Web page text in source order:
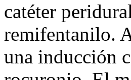
catéter
remifentanilo.
una inducción